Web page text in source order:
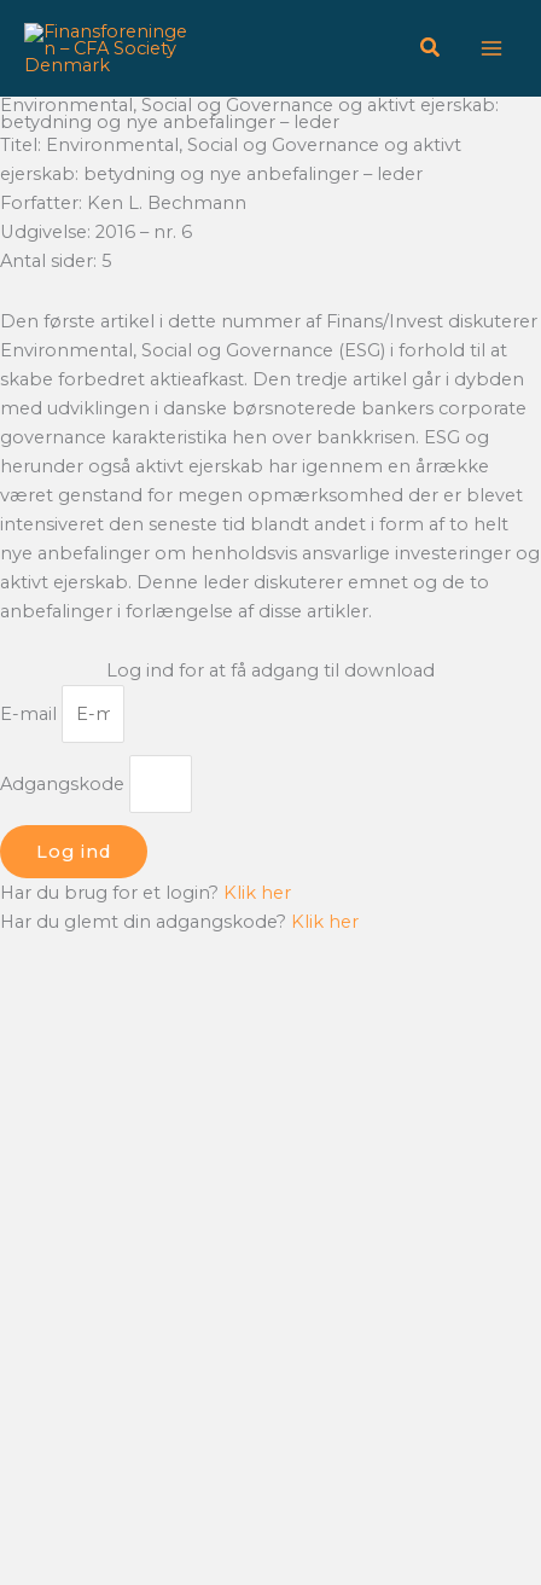
indholdet
Environmental, Social og Governance og aktivt ejerskab:
betydning og nye anbefalinger – leder
Titel: Environmental, Social og Governance og aktivt
ejerskab: betydning og nye anbefalinger – leder
Forfatter: Ken L. Bechmann
Udgivelse: 2016 – nr. 6
Antal sider: 5
Den første artikel i dette nummer af Finans/Invest diskuterer
Environmental, Social og Governance (ESG) i forhold til at
skabe forbedret aktieafkast. Den tredje artikel går i dybden
med udviklingen i danske børsnoterede bankers corporate
governance karakteristika hen over bankkrisen. ESG og
herunder også aktivt ejerskab har igennem en årrække
været genstand for megen opmærksomhed der er blevet
intensiveret den seneste tid blandt andet i form af to helt
nye anbefalinger om henholdsvis ansvarlige investeringer og
aktivt ejerskab. Denne leder diskuterer emnet og de to
anbefalinger i forlængelse af disse artikler.
Log ind for at få adgang til download
E-mail
Adgangskode
Log ind
Har du brug for et login? Klik her
Har du glemt din adgangskode? Klik her